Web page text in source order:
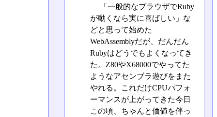
「一般的なブラウザでRuby
が動くなら実に喜ばしい」な
どと思って始めた
WebAssemblyだが、だんだん
Rubyはどうでもよくなってき
た。Z80やX68000でやってた
ようなアセンブラ遊びをまた
やれる。これだけCPUパフォ
ーマンスが上がってきた今日
この頃、ちゃんと価値を伴っ